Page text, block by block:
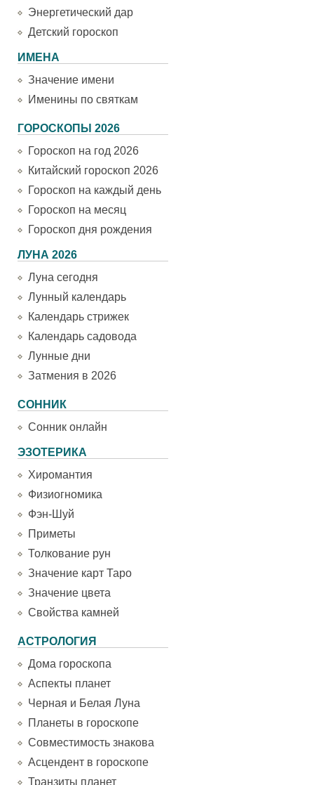
Энергетический дар
Детский гороскоп
ИМЕНА
Значение имени
Именины по святкам
ГОРОСКОПЫ 2026
Гороскоп на год 2026
Китайский гороскоп 2026
Гороскоп на каждый день
Гороскоп на месяц
Гороскоп дня рождения
ЛУНА 2026
Луна сегодня
Лунный календарь
Календарь стрижек
Календарь садовода
Лунные дни
Затмения в 2026
СОННИК
Сонник онлайн
ЭЗОТЕРИКА
Хиромантия
Физиогномика
Фэн-Шуй
Приметы
Толкование рун
Значение карт Таро
Значение цвета
Свойства камней
АСТРОЛОГИЯ
Дома гороскопа
Аспекты планет
Черная и Белая Луна
Планеты в гороскопе
Совместимость знакова
Асцендент в гороскопе
Транзиты планет